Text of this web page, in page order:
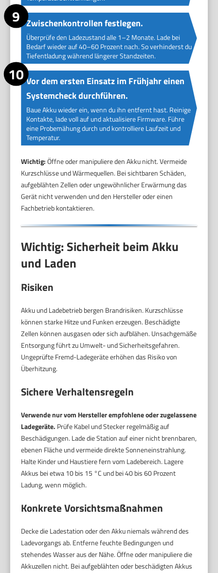
Zwischenkontrollen festlegen.
Überprüfe den Ladezustand alle 1–2 Monate. Lade bei
Bedarf wieder auf 40–60 Prozent nach. So verhinderst du
Tiefentladung während längerer Standzeiten.
Vor dem ersten Einsatz im Frühjahr einen
Systemcheck durchführen.
Baue Akku wieder ein, wenn du ihn entfernt hast. Reinige
Kontakte, lade voll auf und aktualisiere Firmware. Führe
eine Probemähung durch und kontrolliere Laufzeit und
Temperatur.
Wichtig:Öffne oder manipuliere den Akku nicht. Vermeide
Kurzschlüsse und Wärmequellen. Bei sichtbaren Schäden,
aufgeblähten Zellen oder ungewöhnlicher Erwärmung das
Gerät nicht verwenden und den Hersteller oder einen
Fachbetrieb kontaktieren.
Wichtig: Sicherheit beim Akku
und Laden
Risiken
Akku und Ladebetrieb bergen Brandrisiken. Kurzschlüsse
können starke Hitze und Funken erzeugen. Beschädigte
Zellen können ausgasen oder sich aufblähen. Unsachgemäße
Entsorgung führt zu Umwelt- und Sicherheitsgefahren.
Ungeprüfte Fremd-Ladegeräte erhöhen das Risiko von
Überhitzung.
Sichere Verhaltensregeln
Verwende nur vom Hersteller empfohlene oder zugelassene
Ladegeräte. Prüfe Kabel und Stecker regelmäßig auf
Beschädigungen. Lade die Station auf einer nicht brennbaren,
ebenen Fläche und vermeide direkte Sonneneinstrahlung.
Halte Kinder und Haustiere fern vom Ladebereich. Lagere
Akkus bei etwa 10 bis 15 °C und bei 40 bis 60 Prozent
Ladung, wenn möglich.
Konkrete Vorsichtsmaßnahmen
Decke die Ladestation oder den Akku niemals während des
Ladevorgangs ab. Entferne feuchte Bedingungen und
stehendes Wasser aus der Nähe. Öffne oder manipuliere die
Akkuzellen nicht. Bei aufgeblähten oder beschädigten Akkus